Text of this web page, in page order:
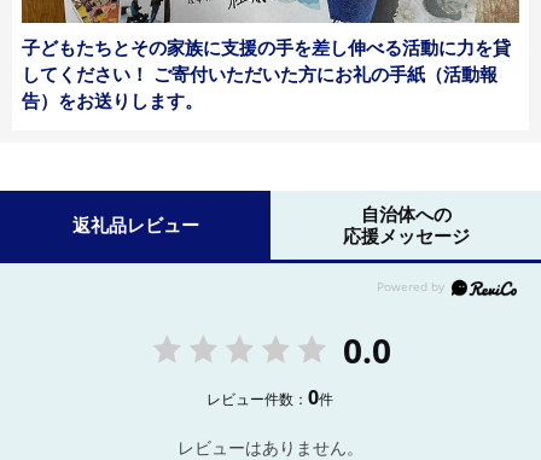
子どもたちとその家族に支援の手を差し伸べる活動に力を貸
してください！ ご寄付いただいた方にお礼の手紙（活動報
告）をお送りします。
返礼品レビュー
自治体への
応援メッセージ
0.0
レビュー件数：0件
レビューはありません。